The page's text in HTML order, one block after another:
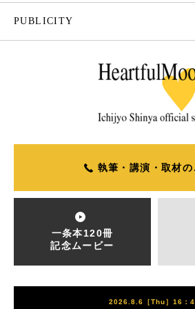
PUBLICITY
執筆・講演・取材の
一条本120冊
記念ムービー
2026.8.6［Thu］16：